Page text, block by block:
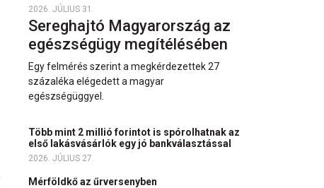
2026. JÚLIUS 31.
Sereghajtó Magyarország az
egészségügy megítélésében
Egy felmérés szerint a megkérdezettek 27
százaléka elégedett a magyar
egészségüggyel.
Több mint 2 millió forintot is spórolhatnak az
első lakásvásárlók egy jó bankválasztással
2026. JÚLIUS 27.
Mérföldkő az űrversenyben